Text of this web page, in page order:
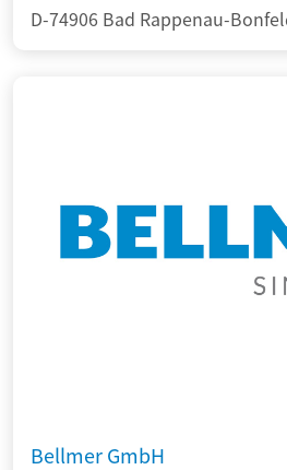
D-74906 Bad Rappenau-
Bellmer GmbH